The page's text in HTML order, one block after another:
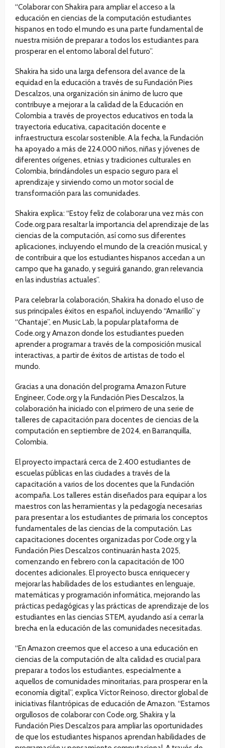
“Colaborar con Shakira para ampliar el acceso a la
educación en ciencias de la computación estudiantes
hispanos en todo el mundo es una parte fundamental de
nuestra misión de preparar a todos los estudiantes para
prosperar en el entorno laboral del futuro”.
Shakira ha sido una larga defensora del avance de la
equidad en la educación a través de su Fundación Pies
Descalzos, una organización sin ánimo de lucro que
contribuye a mejorar a la calidad de la Educación en
Colombia a través de proyectos educativos en toda la
trayectoria educativa, capacitación docente e
infraestructura escolar sostenible. A la fecha, la Fundación
ha apoyado a más de 224.000 niños, niñas y jóvenes de
diferentes orígenes, etnias y tradiciones culturales en
Colombia, brindándoles un espacio seguro para el
aprendizaje y sirviendo como un motor social de
transformación para las comunidades.
Shakira explica: “Estoy feliz de colaborar una vez más con
Code.org para resaltar la importancia del aprendizaje de las
ciencias de la computación, así como sus diferentes
aplicaciones, incluyendo el mundo de la creación musical, y
de contribuir a que los estudiantes hispanos accedan a un
campo que ha ganado, y seguirá ganando, gran relevancia
en las industrias actuales”.
Para celebrar la colaboración, Shakira ha donado el uso de
sus principales éxitos en español, incluyendo “Amarillo” y
“Chantaje”, en Music Lab, la popular plataforma de
Code.org y Amazon donde los estudiantes pueden
aprender a programar a través de la composición musical
interactivas, a partir de éxitos de artistas de todo el
mundo.
Gracias a una donación del programa Amazon Future
Engineer, Code.org y la Fundación Pies Descalzos, la
colaboración ha iniciado con el primero de una serie de
talleres de capacitación para docentes de ciencias de la
computación en septiembre de 2024, en Barranquilla,
Colombia.
El proyecto impactará cerca de 2.400 estudiantes de
escuelas públicas en las ciudades a través de la
capacitación a varios de los docentes que la Fundación
acompaña. Los talleres están diseñados para equipar a los
maestros con las herramientas y la pedagogía necesarias
para presentar a los estudiantes de primaria los conceptos
fundamentales de las ciencias de la computación. Las
capacitaciones docentes organizadas por Code.org y la
Fundación Pies Descalzos continuarán hasta 2025,
comenzando en febrero con la capacitación de 100
docentes adicionales. El proyecto busca enriquecer y
mejorar las habilidades de los estudiantes en lenguaje,
matemáticas y programación informática, mejorando las
prácticas pedagógicas y las prácticas de aprendizaje de los
estudiantes en las ciencias STEM, ayudando así a cerrar la
brecha en la educación de las comunidades necesitadas.
“En Amazon creemos que el acceso a una educación en
ciencias de la computación de alta calidad es crucial para
preparar a todos los estudiantes, especialmente a
aquellos de comunidades minoritarias, para prosperar en la
economía digital”, explica Víctor Reinoso, director global de
iniciativas filantrópicas de educación de Amazon. “Estamos
orgullosos de colaborar con Code.org, Shakira y la
Fundación Pies Descalzos para ampliar las oportunidades
de que los estudiantes hispanos aprendan habilidades de